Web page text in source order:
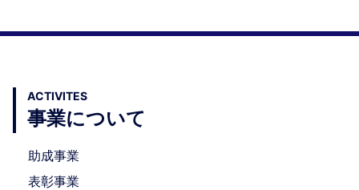
ACTIVITES
事業について
助成事業
表彰事業